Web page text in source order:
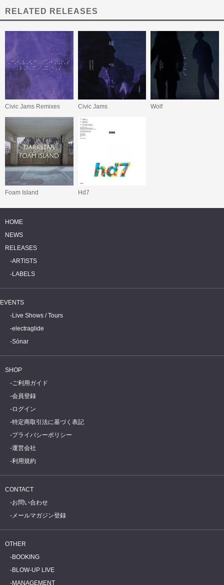
RELATED RELEASES
Civic Jams Remixes Civic Jams Wolf
Foam Island Hd7
HOME
NEWS
RELEASES
ARTISTS
LABELS
EVENTS
Live Shows / Tours
electraglide
Sónar
SHOP
ご利用ガイド
会員登録
ログイン
特定商取引法に基づく表記
プライバシーポリシー
運営会社
利用規約
CONTACT
お問い合わせ
メールマガジン登録
OTHER
BOOKING
BLOW-UP LIVE
MANAGEMENT